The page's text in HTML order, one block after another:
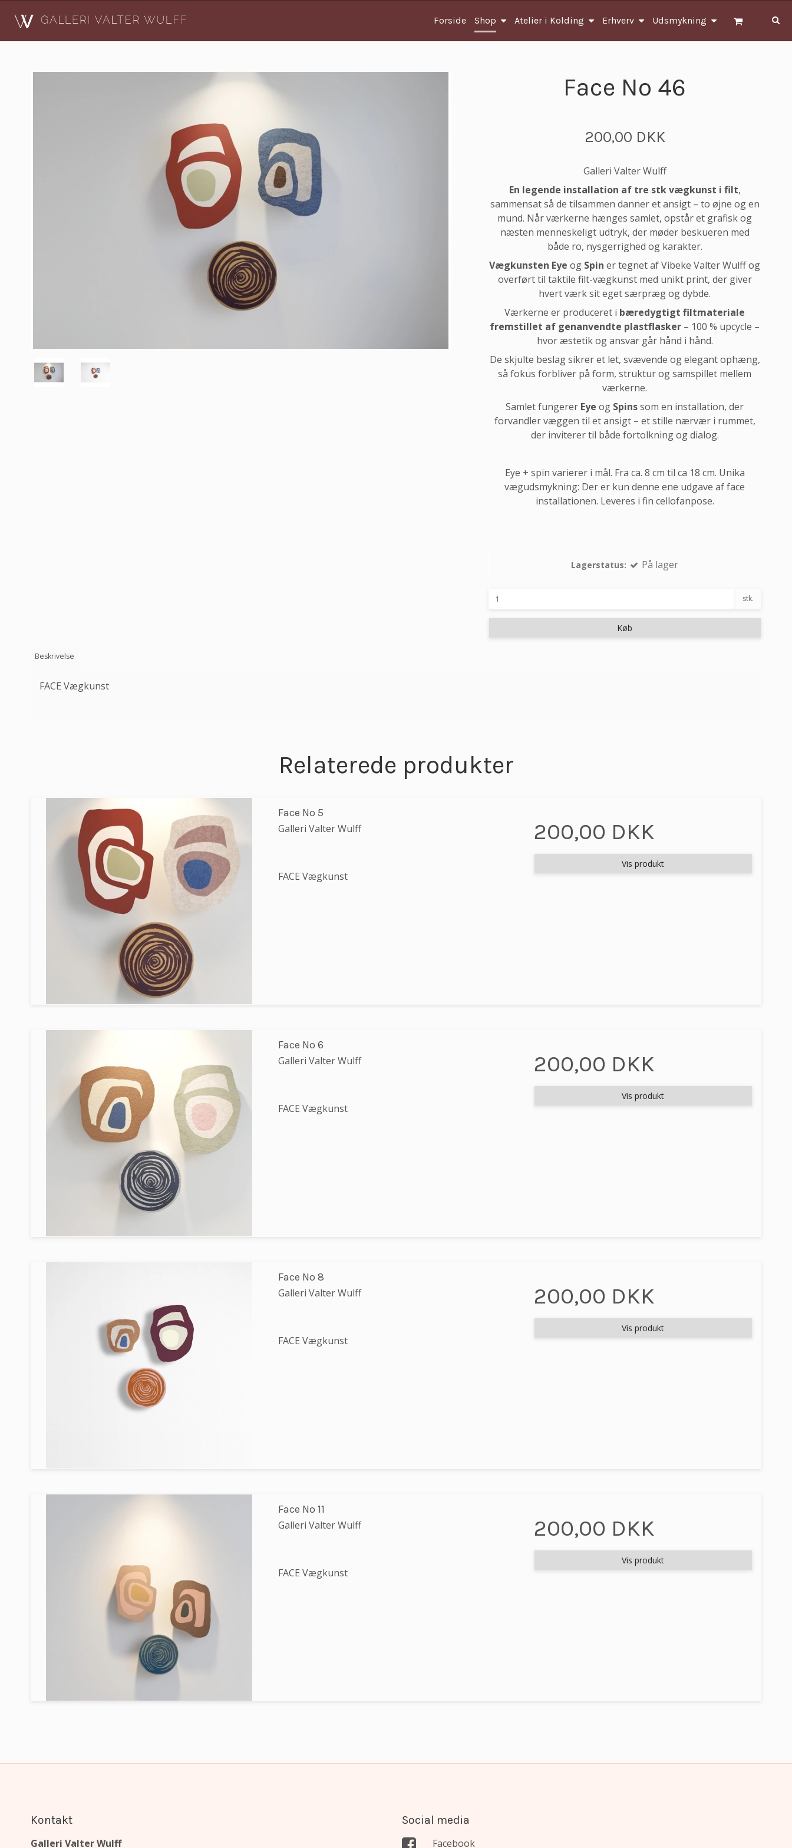
Forside Shop Atelier i Kolding Erhverv Udsmykning
Face No 46
200,00 DKK
Galleri Valter Wulff
En legende installation af tre stk vægkunst i filt,
sammensat så de tilsammen danner et ansigt – to øjne og en
mund. Når værkerne hænges samlet, opstår et grafisk og
næsten menneskeligt udtryk, der møder beskueren med
både ro, nysgerrighed og karakter.
Vægkunsten Eye og Spin er tegnet af Vibeke Valter Wulff og
overført til taktile filt-vægkunst med unikt print, der giver
hvert værk sit eget særpræg og dybde.
Værkerne er produceret i bæredygtigt filtmateriale
fremstillet af genanvendte plastflasker – 100 % upcycle –
hvor æstetik og ansvar går hånd i hånd.
De skjulte beslag sikrer et let, svævende og elegant ophæng,
så fokus forbliver på form, struktur og samspillet mellem
værkerne.
Samlet fungerer Eye og Spinssom en installation, der
forvandler væggen til et ansigt – et stille nærvær i rummet,
der inviterer til både fortolkning og dialog.
Eye + spin varierer i mål. Fra ca. 8 cm til ca 18 cm. Unika
vægudsmykning: Der er kun denne ene udgave af face
installationen. Leveres i fin cellofanpose.
Lagerstatus: På lager
stk.
Køb
Beskrivelse
FACE Vægkunst
Relaterede produkter
Face No 5
Galleri Valter Wulff
FACE Vægkunst
200,00 DKK
Vis produkt
Face No 6
Galleri Valter Wulff
FACE Vægkunst
200,00 DKK
Vis produkt
Face No 8
Galleri Valter Wulff
FACE Vægkunst
200,00 DKK
Vis produkt
Face No 11
Galleri Valter Wulff
FACE Vægkunst
200,00 DKK
Vis produkt
Kontakt
Galleri Valter Wulff
Social media
Facebook